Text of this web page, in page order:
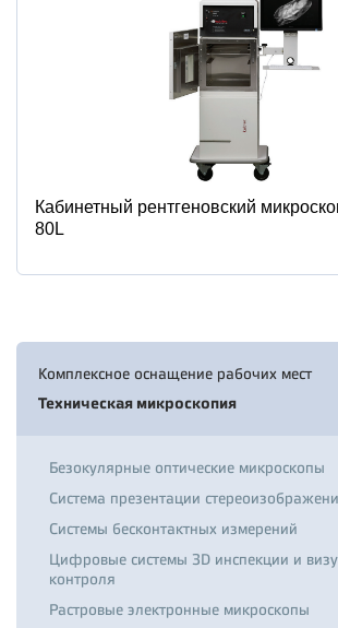
Кабинетный рентгеновский
80L
Комплексное оснащение рабочих мест
Техническая микроскопия
Безокулярные оптические микроскопы
Система презентации
Системы бесконтактных измерений
Цифровые системы 3D инспекции и
контроля
Растровые электронные микроскопы